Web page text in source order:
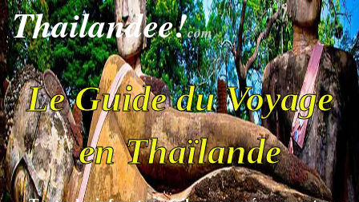
Thailandee!com
Le Guide du Voyage
en Thaïlande